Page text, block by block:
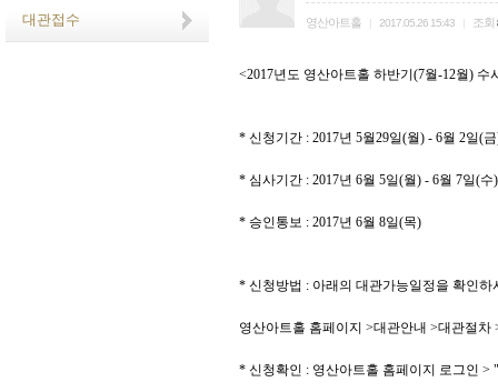
대관접수 영산아트홀 2017.05.26 15:43 조회
<2017년도 영산아트홀 하반기 (7월-12월) 수
* 신청기간 : 2017년 5월29일(월) - 6월 2일(금
* 심사기간 : 2017년 6월 5일(월) - 6월 7일(수)
* 승인통보 : 2017년 6월 8일(목)
* 신청방법 : 아래의 대관가능일정을 확인하
영산아트홀 홈페이지 >대관안내 >대관절차
* 신청확인 : 영산아트홀 홈페이지 로그인 >